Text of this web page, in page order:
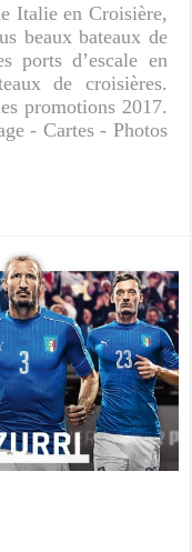
Italie en Croisière,
beaux bateaux de
ports d’escale en
de croisières.
promotions 2017.
- Cartes - Photos